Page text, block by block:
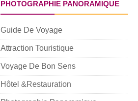
PHOTOGRAPHIE PANORAMIQUE
Guide De Voyage
Attraction Touristique
Voyage De Bon Sens
Hôtel &Restauration